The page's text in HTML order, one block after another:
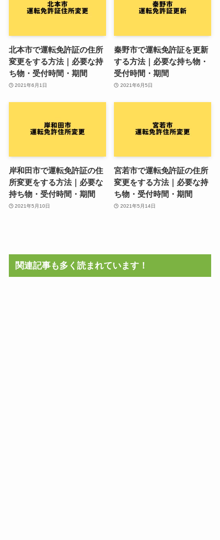
北本市で運転免許証の住所
変更をする方法｜必要な持
ち物・受付時間・期間
2021年6月1日
秦野市で運転免許証を更新
する方法｜必要な持ち物・
受付時間・期間
2021年6月5日
岸和田市で運転免許証の住
所変更をする方法｜必要な
持ち物・受付時間・期間
2021年5月10日
宮若市で運転免許証の住所
変更をする方法｜必要な持
ち物・受付時間・期間
2021年5月14日
関連記事も多く読まれています！